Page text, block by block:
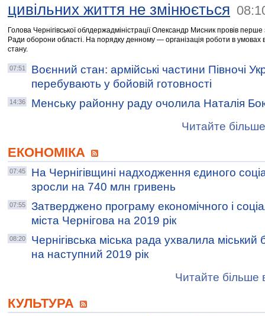
цивільних життя не змінюється
Голова Чернігівської облдержадміністрації Олександр Мисник провів перше
Ради оборони області. На порядку денному — організація роботи в умовах
стану.
07:51
Воєнний стан: армійські частини Півночі
перебувають у бойовій готовності
14:36
Менську районну раду очолила Наталія
Читайте
ЕКОНОМІКА
07:45
На Чернігівщині надходження єдиного
зросли на 740 млн гривень
07:55
Затверджено програму економічного і
міста Чернігова на 2019 рік
08:20
Чернігівська міська рада ухвалила
на наступний 2019 рік
Читайте більше
КУЛЬТУРА